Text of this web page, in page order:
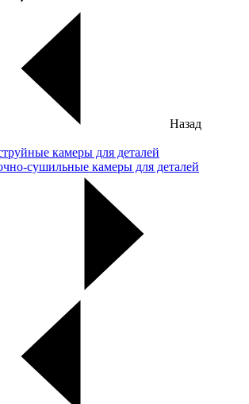
Назад
камеры для деталей
сушильные камеры для деталей